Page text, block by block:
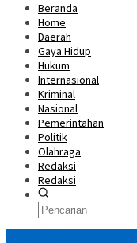
Beranda
Home
Daerah
Gaya Hidup
Hukum
Internasional
Kriminal
Nasional
Pemerintahan
Politik
Olahraga
Redaksi
Redaksi